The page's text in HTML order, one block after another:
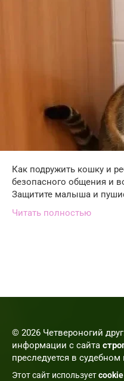
Как подружить кошку и
безопасного общения и
Защитите малыша и
Читать полностью
© 2026 Четвероногий
информации с сайта
преследуется в судебном
Этот сайт используетcookie